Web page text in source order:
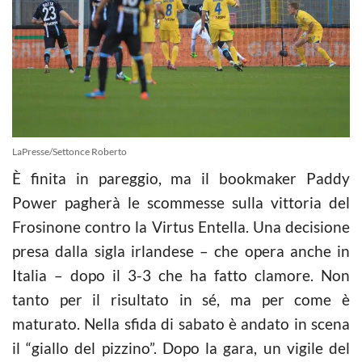
LaPresse/Settonce Roberto
È finita in pareggio, ma il bookmaker Paddy
Power pagherà le scommesse sulla vittoria del
Frosinone contro la Virtus Entella. Una decisione
presa dalla sigla irlandese – che opera anche in
Italia – dopo il 3-3 che ha fatto clamore. Non
tanto per il risultato in sé, ma per come è
maturato. Nella sfida di sabato è andato in scena
il “giallo del pizzino”. Dopo la gara, un vigile del